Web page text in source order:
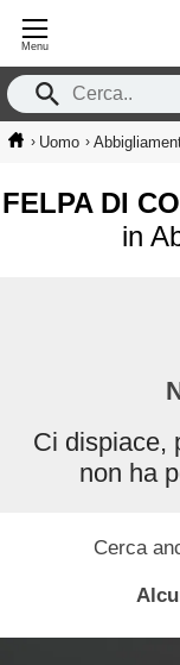
Menu
› Uomo ›
FELPA DI
in
Ci dispiace,
non ha
Cerca